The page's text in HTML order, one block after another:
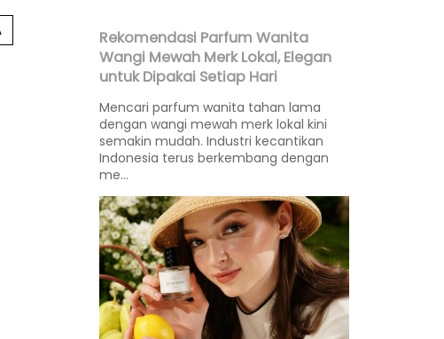
Rekomendasi Parfum Wanita
Wangi Mewah Merk Lokal, Elegan
untuk Dipakai Setiap Hari
Mencari parfum wanita tahan lama
dengan wangi mewah merk lokal kini
semakin mudah. Industri kecantikan
Indonesia terus berkembang dengan
me...